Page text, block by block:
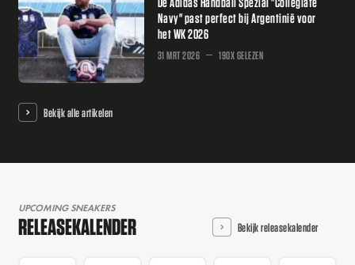
Navy" past perfect bij Argentinië voor
het WK 2026
31 MRT 2026 190X GELEZEN
Bekijk alle artikelen
UPCOMING SNEAKERS
RELEASEKALENDER Bekijk releasekalender